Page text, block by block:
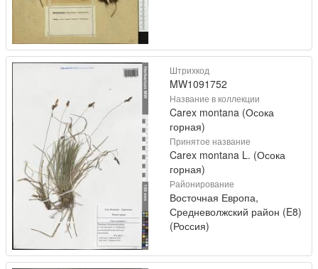
Штрихкод
MW1091752
Название в коллекции
Carex montana (Осока
горная)
Принятое название
Carex montana L. (Осока
горная)
Районирование
Восточная Европа,
Средневолжский район (E8)
(Россия)